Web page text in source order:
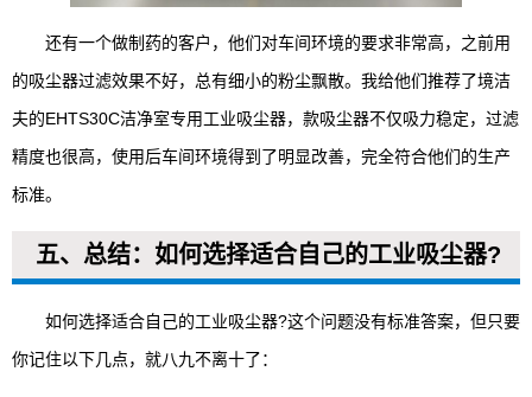
还有一个做制药的客户，他们对车间环境的要求非常高，之前用
的吸尘器过滤效果不好，总有细小的粉尘飘散。我给他们推荐了境洁
夫的EHTS30C洁净室专用工业吸尘器，款吸尘器不仅吸力稳定，过滤
精度也很高，使用后车间环境得到了明显改善，完全符合他们的生产
标准。
五、总结：如何选择适合自己的工业吸尘器?
如何选择适合自己的工业吸尘器?这个问题没有标准答案，但只要
你记住以下几点，就八九不离十了：